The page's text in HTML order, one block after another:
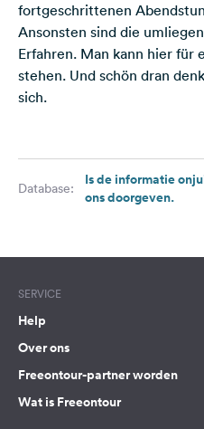
fortgeschrittenen
Ansonsten sind die
Erfahren. Man kann hier für
stehen. Und schön dran
sich.
Database:
Is de informatie
ons doorgeven.
SERVICE
Help
Over ons
Freeontour-partner worden
Wat is Freeontour